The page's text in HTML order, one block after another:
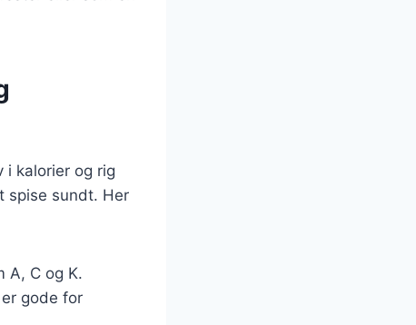
i kalorier og rig
spise sundt. Her
A, C og K.
gode for